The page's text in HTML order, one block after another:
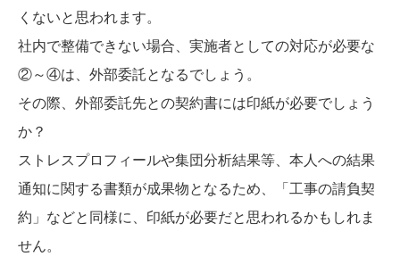
くないと思われます。
社内で整備できない場合、実施者としての対応が必要な
②～④は、外部委託となるでしょう。
その際、外部委託先との契約書には印紙が必要でしょう
か？
ストレスプロフィールや集団分析結果等、本人への結果
通知に関する書類が成果物となるため、「工事の請負契
約」などと同様に、印紙が必要だと思われるかもしれま
せん。